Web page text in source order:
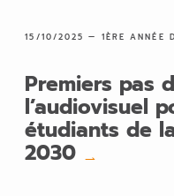
15/10/2025 — 1ÈRE ANNÉE
Premiers pas
l’audiovisuel
étudiants de
2030 →